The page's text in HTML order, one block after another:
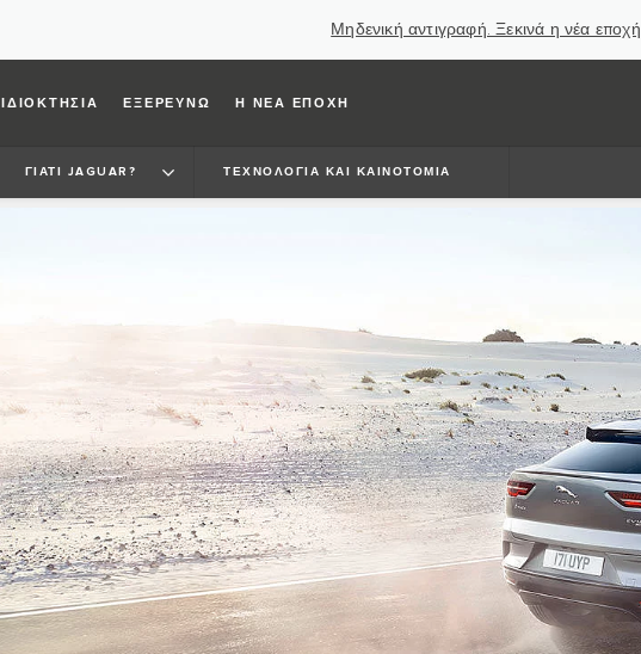
Μηδενική αντιγραφή. Ξεκινά η νέα εποχή
ΙΔΙΟΚΤΗΣΙΑ ΕΞΕΡΕΥΝΩ Η ΝΕΑ ΕΠΟΧΗ
ΓΙΑΤΙ JAGUAR? ΤΕΧΝΟΛΟΓΊΑ ΚΑΙ ΚΑΙΝΟΤΟΜΊΑ